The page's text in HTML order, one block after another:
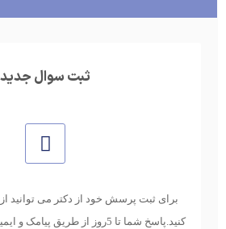
ثبت سوال جدید
برای ثبت پرسش خود از دکتر می توانید
کنید.پاسخ شما تا 5روز از طریق